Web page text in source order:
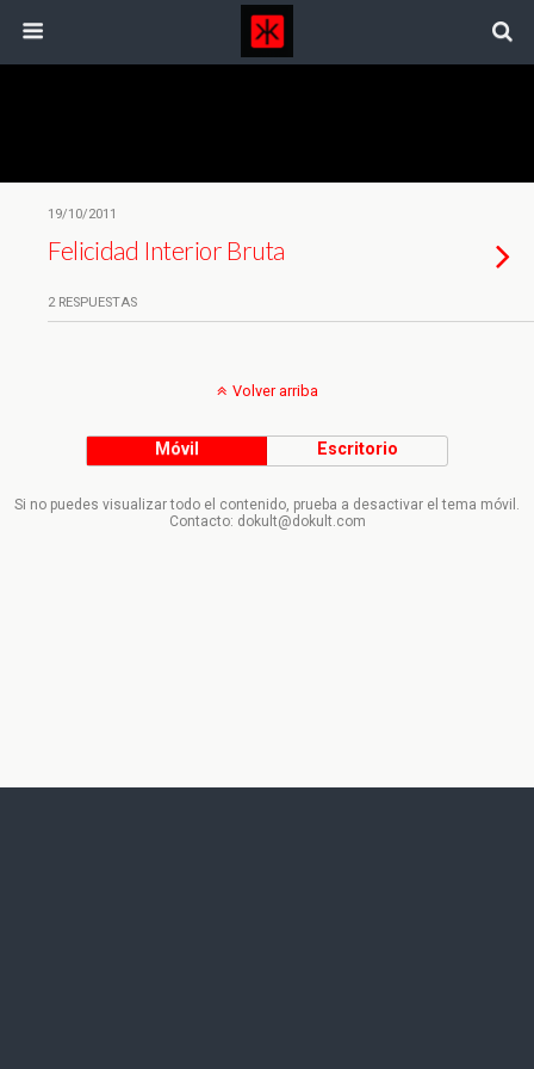
19/10/2011
Felicidad Interior Bruta
2 RESPUESTAS
Volver arriba
Móvil Escritorio
Si no puedes visualizar todo el contenido, prueba a desactivar el tema móvil.
Contacto: dokult@dokult.com